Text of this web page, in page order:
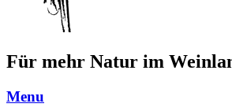
Für mehr Natur im
Menu